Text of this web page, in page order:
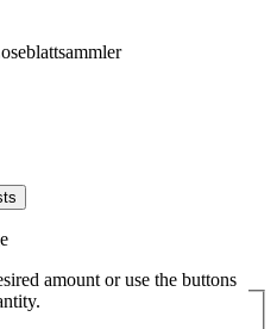
amount or use the buttons